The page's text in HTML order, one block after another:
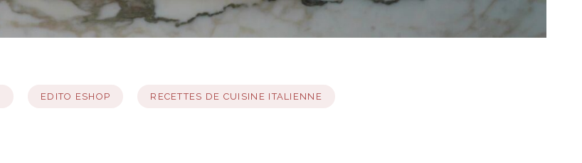
EDITO ESHOP RECETTES DE CUISINE ITALIENNE